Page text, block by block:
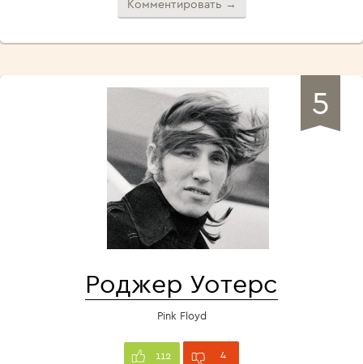
Комментировать →
5
Роджер Уотерс
Pink Floyd
112 4